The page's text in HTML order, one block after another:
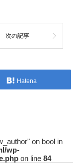
次の記事
Hatena
on bool in
wp-
on line 84